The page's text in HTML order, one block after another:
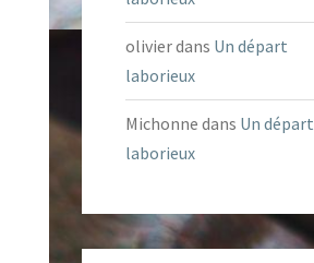
olivierdans Un départ
laborieux
Michonne dans Un départ
laborieux